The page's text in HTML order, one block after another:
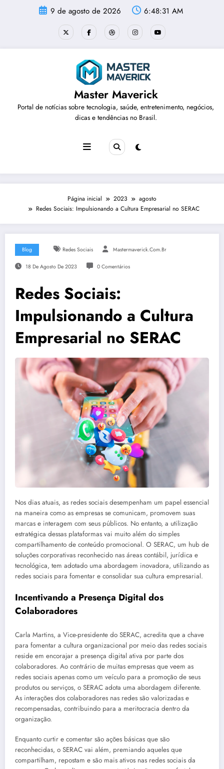
9 de agosto de 2026 6:48:32 AM
Master Maverick
Portal de notícias sobre tecnologia, saúde, entretenimento, negócios,
dicas e tendências no Brasil.
Página inicial 2023
agosto
Redes Sociais: Impulsionando a Cultura Empresarial no SERAC
Blog Redes Sociais Mastermaverick.com.br
18 De Agosto De 2023 0 Comentários
Redes Sociais:
Impulsionando a Cultura
Empresarial no SERAC
Nos dias atuais, as redes sociais desempenham um papel essencial
na maneira como as empresas se comunicam, promovem suas
marcas e interagem com seus públicos. No entanto, a utilização
estratégica dessas plataformas vai muito além do simples
compartilhamento de conteúdo promocional. O SERAC, um hub de
soluções corporativas reconhecido nas áreas contábil, jurídica e
tecnológica, tem adotado uma abordagem inovadora, utilizando as
redes sociais para fomentar e consolidar sua cultura empresarial.
Incentivando a Presença Digital dos
Colaboradores
Carla Martins, a Vice-presidente do SERAC, acredita que a chave
para fomentar a cultura organizacional por meio das redes sociais
reside em encorajar a presença digital ativa por parte dos
colaboradores. Ao contrário de muitas empresas que veem as
redes sociais apenas como um veículo para a promoção de seus
produtos ou serviços, o SERAC adota uma abordagem diferente.
As interações dos colaboradores nas redes são valorizadas e
recompensadas, contribuindo para a meritocracia dentro da
organização.
Enquanto curtir e comentar são ações básicas que são
reconhecidas, o SERAC vai além, premiando aqueles que
compartilham, repostam e são mais ativos nas redes sociais da